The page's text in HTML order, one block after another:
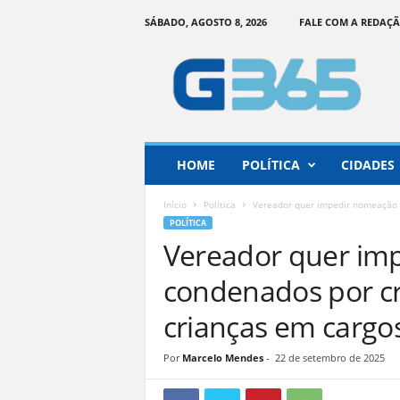
SÁBADO, AGOSTO 8, 2026 FALE COM A
o
HOME POLÍTICA CIDADES
Início Política Vereador quer impedir
POLÍTICA
Vereador quer
condenados por
crianças em
Por Marcelo Mendes- 22 de setembro de 2025